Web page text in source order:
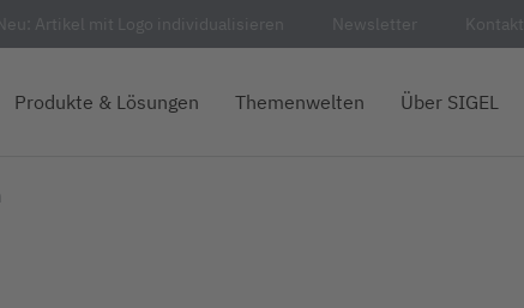
Neu: Artikel mit Logo individualisieren Newsletter Kontakt
Produkte & Lösungen Themenwelten Über SIGEL